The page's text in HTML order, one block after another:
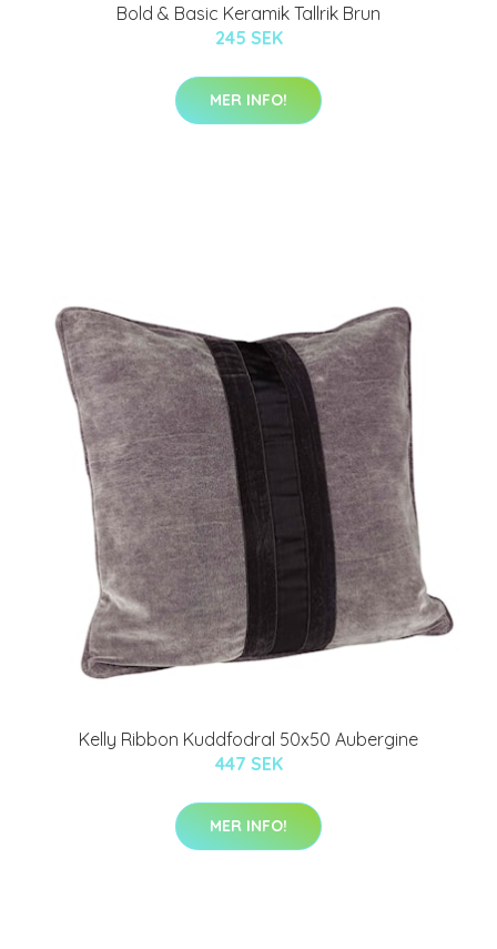
Bold & Basic Keramik Tallrik Brun
245 SEK
MER INFO!
Kelly Ribbon Kuddfodral 50x50 Aubergine
447 SEK
MER INFO!